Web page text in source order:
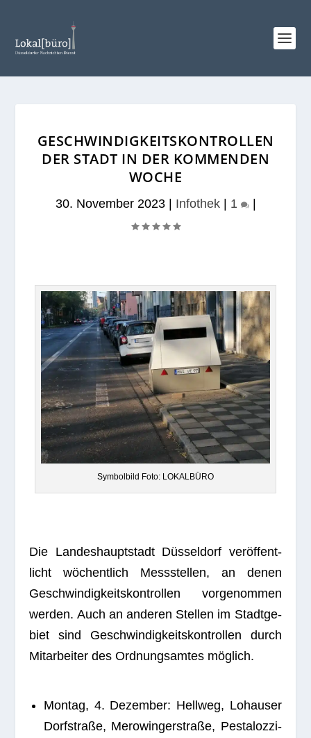
GESCHWINDIGKEITSKONTROLLEN
DER STADT IN DER KOMMENDEN
WOCHE
30. November 2023| Infothek| 1 |
Sym­bol­bild Foto: LOKALBÜRO
Die Lan­des­haupt­stadt Düs­sel­dorf ver­öf­fent­
licht wöchent­lich Mess­stel­len, an denen
Geschwin­dig­keits­kon­trol­len vor­ge­nom­men
wer­den. Auch an ande­ren Stel­len im Stadt­ge­
biet sind Geschwin­dig­keits­kon­trol­len durch
Mit­ar­bei­ter des Ord­nungs­am­tes möglich.
Mon­tag, 4. Dezem­ber: Hell­weg, Lohau­ser
Dorf­straße, Mero­win­ger­straße, Pes­ta­loz­zi­